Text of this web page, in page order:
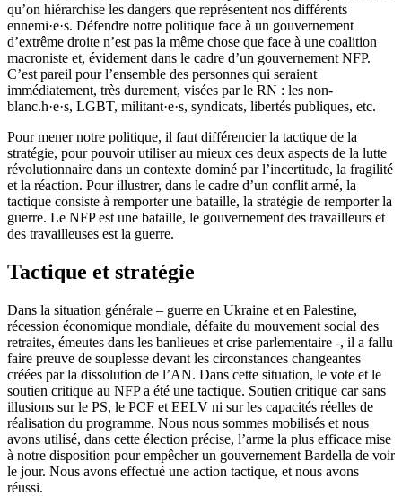
qu’on hiérarchise les dangers que représentent nos différents
ennemi·e·s. Défendre notre politique face à un gouvernement
d’extrême droite n’est pas la même chose que face à une coalition
macroniste et, évidement dans le cadre d’un gouvernement NFP.
C’est pareil pour l’ensemble des personnes qui seraient
immédiatement, très durement, visées par le RN : les non-
blanc.h·e·s, LGBT, militant·e·s, syndicats, libertés publiques, etc.
Pour mener notre politique, il faut différencier la tactique de la
stratégie, pour pouvoir utiliser au mieux ces deux aspects de la lutte
révolutionnaire dans un contexte dominé par l’incertitude, la fragilité
et la réaction. Pour illustrer, dans le cadre d’un conflit armé, la
tactique consiste à remporter une bataille, la stratégie de remporter la
guerre. Le NFP est une bataille, le gouvernement des travailleurs et
des travailleuses est la guerre.
Tactique et stratégie
Dans la situation générale – guerre en Ukraine et en Palestine,
récession économique mondiale, défaite du mouvement social des
retraites, émeutes dans les banlieues et crise parlementaire -, il a fallu
faire preuve de souplesse devant les circonstances changeantes
créées par la dissolution de l’AN. Dans cette situation, le vote et le
soutien critique au NFP a été une tactique. Soutien critique car sans
illusions sur le PS, le PCF et EELV ni sur les capacités réelles de
réalisation du programme. Nous nous sommes mobilisés et nous
avons utilisé, dans cette élection précise, l’arme la plus efficace mise
à notre disposition pour empêcher un gouvernement Bardella de voir
le jour. Nous avons effectué une action tactique, et nous avons
réussi.